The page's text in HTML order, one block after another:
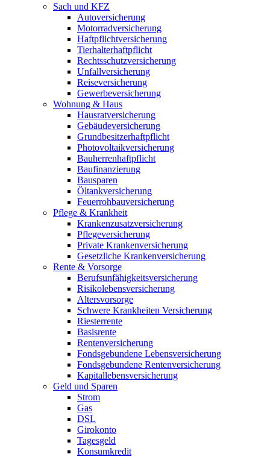
Sach und KFZ
Autoversicherung
Motorradversicherung
Haftpflichtversicherung
Tierhalterhaftpflicht
Rechtsschutzversicherung
Unfallversicherung
Reiseversicherung
Gewerbeversicherung
Wohnung & Haus
Hausratversicherung
Gebäudeversicherung
Grundbesitzerhaftpflicht
Photovoltaikversicherung
Bauherrenhaftpflicht
Baufinanzierung
Bausparen
Öltankversicherung
Feuerrohbauversicherung
Pflege & Krankheit
Krankenzusatzversicherung
Pflegeversicherung
Private Krankenversicherung
Gesetzliche Krankenversicherung
Rente & Vorsorge
Berufs­unfähigkeitsversicherung
Risikolebensversicherung
Altersvorsorge
Schwere Krankheiten Versicherung
Riesterrente
Basisrente
Rentenversicherung
Fondsgebundene Lebensversicherung
Fondsgebundene Rentenversicherung
Kapitallebensversicherung
Geld und Sparen
Strom
Gas
DSL
Girokonto
Tagesgeld
Konsumkredit